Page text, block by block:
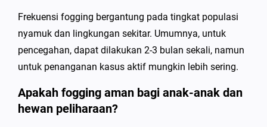
Frekuensi fogging bergantung pada tingkat populasi
nyamuk dan lingkungan sekitar. Umumnya, untuk
pencegahan, dapat dilakukan 2-3 bulan sekali, namun
untuk penanganan kasus aktif mungkin lebih sering.
Apakah fogging aman bagi anak-anak dan
hewan peliharaan?